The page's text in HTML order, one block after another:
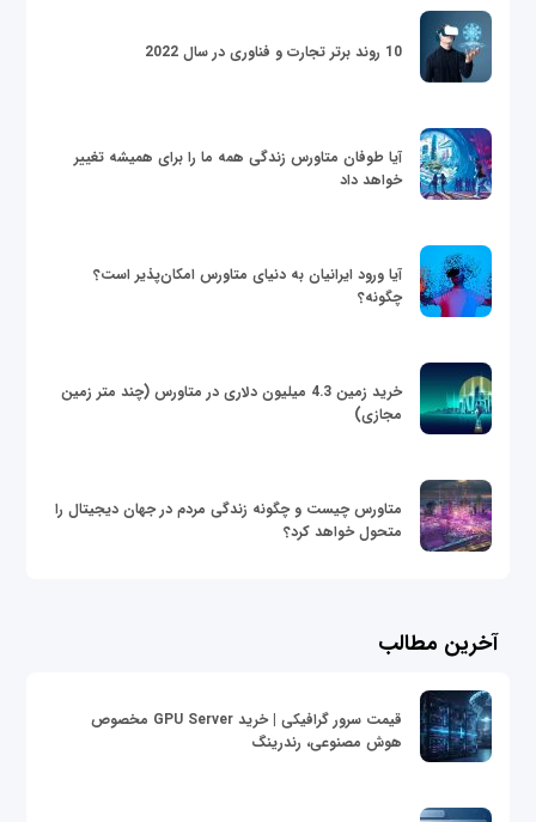
10 روند برتر تجارت و فناوری در سال 2022
آیا طوفان متاورس زندگی همه ما را برای همیشه تغییر
خواهد داد
آیا ورود ایرانیان به دنیای متاورس امکان‌پذیر است؟
چگونه؟
خرید زمین 4.3 میلیون دلاری در متاورس (چند متر زمین
مجازی)
متاورس چیست و چگونه زندگی مردم در جهان دیجیتال را
متحول خواهد کرد؟
آخرین مطالب
قیمت سرور گرافیکی | خرید GPU Server مخصوص
هوش مصنوعی، رندرینگ